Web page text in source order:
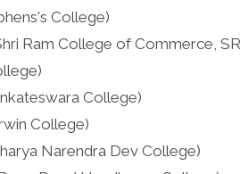
College)
Ram College of Commerce,
College)
College)
Narendra Dev College)